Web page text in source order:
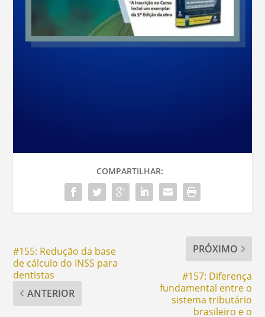
COMPARTILHAR:
#155: Redução da base
de cálculo do INSS para
dentistas
ANTERIOR
PRÓXIMO
#157: Diferença
fundamental entre o
sistema tributário
brasileiro e o